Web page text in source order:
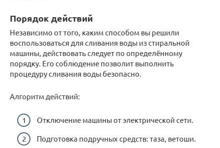
Порядок действий
Независимо от того, каким способом вы решили
воспользоваться для сливания воды из стиральной
машины, действовать следует по определённому
порядку. Его соблюдение позволит выполнить
процедуру сливания воды безопасно.
Алгоритм действий:
Отключение машины от электрической сети.
Подготовка подручных средств: таза, ветоши.